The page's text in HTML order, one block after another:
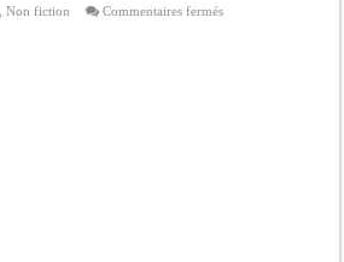
,Non fiction Commentaires ferméssur